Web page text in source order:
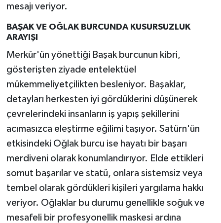
mesajı veriyor.
BAŞAK VE OĞLAK BURCUNDA KUSURSUZLUK
ARAYIŞI
Merkür'ün yönettiği Başak burcunun kibri,
gösterişten ziyade entelektüel
mükemmeliyetçilikten besleniyor. Başaklar,
detayları herkesten iyi gördüklerini düşünerek
çevrelerindeki insanların iş yapış şekillerini
acımasızca eleştirme eğilimi taşıyor. Satürn'ün
etkisindeki Oğlak burcu ise hayatı bir başarı
merdiveni olarak konumlandırıyor. Elde ettikleri
somut başarılar ve statü, onlara sistemsiz veya
tembel olarak gördükleri kişileri yargılama hakkı
veriyor. Oğlaklar bu durumu genellikle soğuk ve
mesafeli bir profesyonellik maskesi ardına